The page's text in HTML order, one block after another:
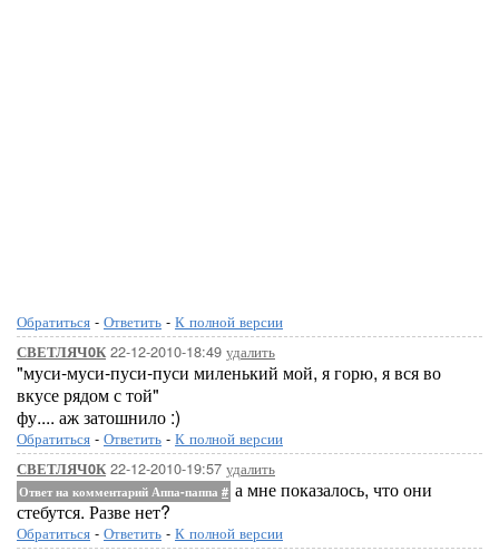
Обратиться - Ответить - К полной версии
СВЕТЛЯЧ0К22-12-2010-18:49 удалить
"муси-муси-пуси-пуси миленький мой, я горю, я вся во
вкусе рядом с той"
фу.... аж затошнило :)
Обратиться - Ответить - К полной версии
СВЕТЛЯЧ0К22-12-2010-19:57 удалить
Ответ на комментарий Аппа-паппа # а мне показалось, что они
стебутся. Разве нет?
Обратиться - Ответить - К полной версии